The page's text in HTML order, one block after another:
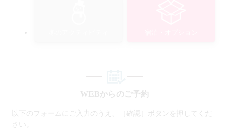
WEBからのご予約
以下のフォームにご入力のうえ、［確認］ボタンを押してくだ
さい。